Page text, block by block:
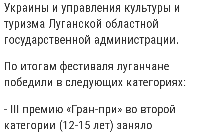
Украины и управления культуры и
туризма Луганской областной
государственной администрации.
По итогам фестиваля луганчане
победили в следующих категориях:
- ІІІ премию «Гран-при» во второй
категории (12-15 лет) заняло